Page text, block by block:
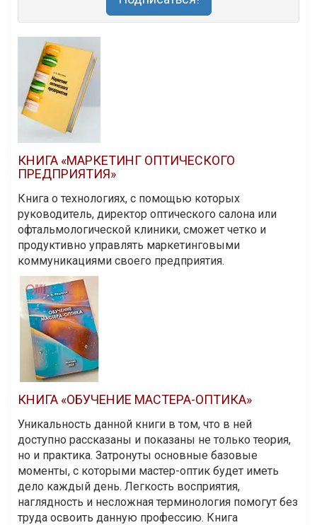
КНИГА «МАРКЕТИНГ ОПТИЧЕСКОГО
ПРЕДПРИЯТИЯ»
Книга о технологиях, с помощью которых
руководитель, директор оптического салона или
офтальмологической клиники, сможет четко и
продуктивно управлять маркетинговыми
коммуникациями своего предприятия.
КНИГА «ОБУЧЕНИЕ МАСТЕРА-ОПТИКА»
Уникальность данной книги в том, что в ней
доступно рассказаны и показаны не только теория,
но и практика. Затронуты основные базовые
моменты, с которыми мастер-оптик будет иметь
дело каждый день. Легкость восприятия,
наглядность и несложная терминология помогут без
труда освоить данную профессию. Книга